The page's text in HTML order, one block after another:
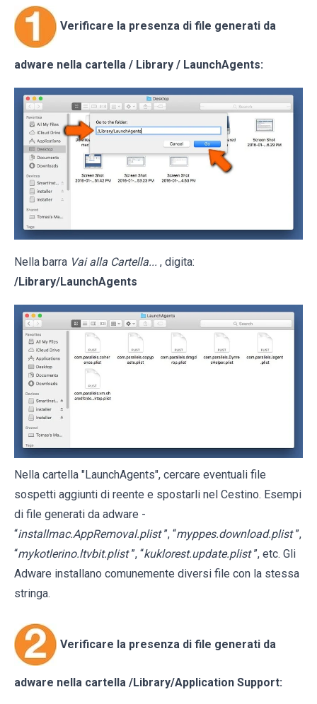
Verificare la presenza di file generati da
adware nella cartella / Library / LaunchAgents:
Nella barra Vai alla Cartella... , digita:
/Library/LaunchAgents
Nella cartella "LaunchAgents", cercare eventuali file
sospetti aggiunti di reente e spostarli nel Cestino. Esempi
di file generati da adware -
“installmac.AppRemoval.plist ”, “myppes.download.plist ”,
“mykotlerino.ltvbit.plist ”, “kuklorest.update.plist ”, etc. Gli
Adware installano comunemente diversi file con la stessa
stringa.
Verificare la presenza di file generati da
adware nella cartella /Library/Application Support: